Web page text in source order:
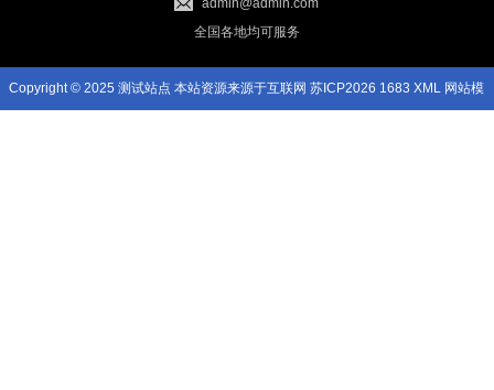
admin@admin.com
全国各地均可服务
Copyright © 2025 测试站点 本站资源来源于互联网苏ICP2026 1683 XML 网站模